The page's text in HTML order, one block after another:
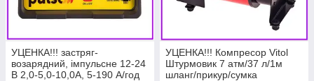
УЦЕНКА!!! застряг-
возарядний, імпульсне 12-24
В 2,0-5,0-10,0А, 5-190 А/год
УЦЕНКА!!! Компресор Vitol
Штурмовик 7 атм/37 л/1м
шланг/прикур/сумка